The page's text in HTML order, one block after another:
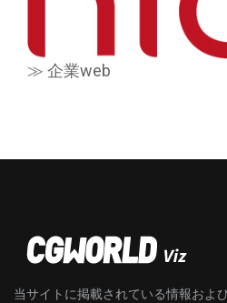
≫ 企業web
当サイトに掲載されている情報およ